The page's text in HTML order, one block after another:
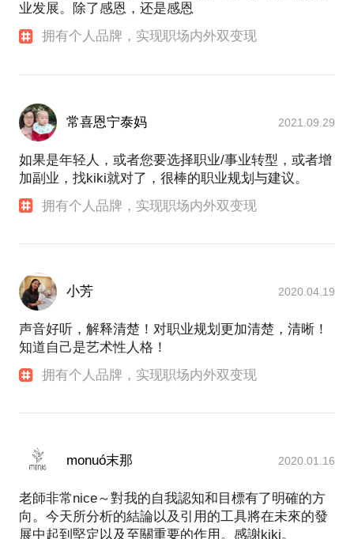
业发展。除了感恩，还是感恩
拥有个人品牌，实现职场内外双变现
常喜恩宁泰妈 2021.09.29
如果是年轻人，或者您要选择职业/事业转型，或者增
加副业，找kiki就对了，很棒的职业规划与建议。
拥有个人品牌，实现职场内外双变现
小芳 2020.04.19
声音好听，解释清楚！对职业规划更加清楚，清晰！
知道自己是艺术性人格！
拥有个人品牌，实现职场内外双变现
monuó末那 2020.01.16
老師非常nice～對我的自我認知和目標有了明確的方
向。今天所分析的結論以及引用的工具將在未來的發
展中起到堅定以及至關重要的作用。感謝kiki。